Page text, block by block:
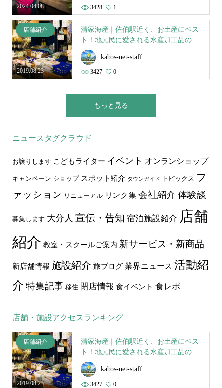
2024.04.08 3428 1
2019.08.23
店舗紹介
清家海産｜佐伯駅近く、お土産にベス
ト！地元民に愛される水産加工品の...
kabos-net-staff
3427 0
もっと見る
ニュースタグクラウド
お譲りします こどもライター イベント オンランショップ
キャンペーン ショップ スポット紹介 タウンガイド トピックス フ
ァッション リニューアル リンク集 会社紹介 体験談
募集します 大分人 宣伝・告知 宿泊施設紹介 店舗
紹介 教室・スクールご案内 新サービス・新商品
新店舗情報 施設紹介 旅ブログ 業界ニュース 活動紹
介 特集記事 移住 閉店情報 食イベント 食レポ
店舗・施設アクセスランキング
2019.08.23
店舗紹介
清家海産｜佐伯駅近く、お土産にベス
ト！地元民に愛される水産加工品の...
kabos-net-staff
3427 0